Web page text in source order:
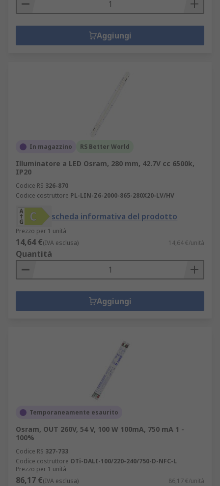
Aggiungi
In magazzino RS Better World
Illuminatore a LED Osram, 280 mm, 42.7V cc 6500k,
IP20
Codice RS 326-870
Codice costruttore PL-LIN-Z6-2000-865-280X20-LV/HV
scheda informativa del prodotto
Prezzo per 1 unità
14,64 €(IVA esclusa) 14,64 €/unità
Quantità
Aggiungi
Temporaneamente esaurito
Osram, OUT 260V, 54 V, 100 W 100mA, 750 mA 1 -
100%
Codice RS 327-733
Codice costruttore OTi-DALI-100/220-240/750-D-NFC-L
Prezzo per 1 unità
86,17 €(IVA esclusa) 86,17 €/unità